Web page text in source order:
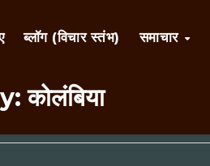
ब्लॉग (विचार स्तंभ) समाचार
कोलंबिया